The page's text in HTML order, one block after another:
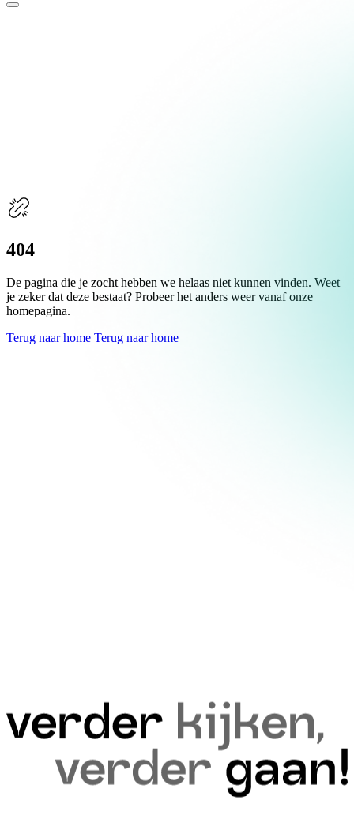
404
De pagina die je zocht hebben we helaas niet kunnen vinden. Weet
je zeker dat deze bestaat? Probeer het anders weer vanaf onze
homepagina.
Terug naar home Terug naar home